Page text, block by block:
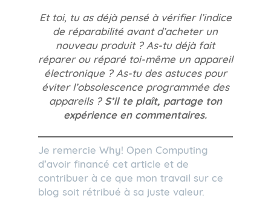
Et toi, tu as déjà pensé à vérifier l’indice
de réparabilité avant d’acheter un
nouveau produit ? As-tu déjà fait
réparer ou réparé toi-même un appareil
électronique ? As-tu des astuces pour
éviter l’obsolescence programmée des
appareils ? S’il te plaît, partage ton
expérience en commentaires.
Je remercie Why! Open Computing
d’avoir financé cet article et de
contribuer à ce que mon travail sur ce
blog soit rétribué à sa juste valeur.